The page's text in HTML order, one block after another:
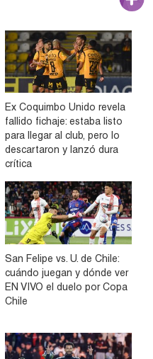
Ex Coquimbo Unido revela
fallido fichaje: estaba listo
para llegar al club, pero lo
descartaron y lanzó dura
crítica
San Felipe vs. U. de Chile:
cuándo juegan y dónde ver
EN VIVO el duelo por Copa
Chile